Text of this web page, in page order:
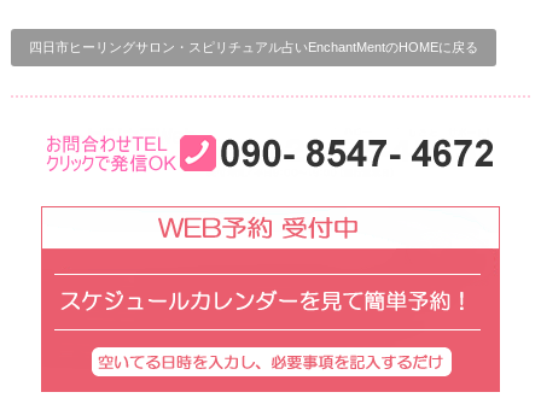
四日市ヒーリングサロン・スピリチュアル占いEnchantMentのHOMEに戻る